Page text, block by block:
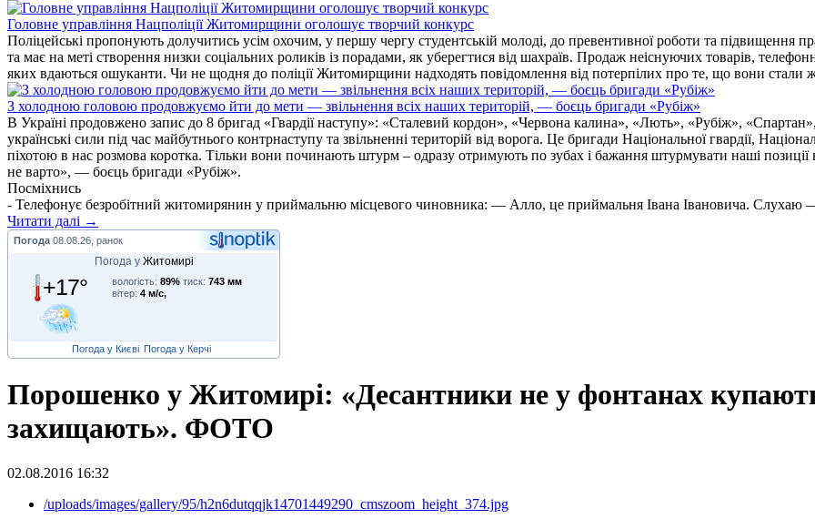
Головне управління Нацполіції Житомирщини оголошує творчий конкурс
Поліцейські пропонують долучитись усім охочим, у першу чергу студентській молоді, до превентивної роботи та підвищення
та має на меті створення низки соціальних роликів із порадами, як уберегтися від шахраїв. Продаж неіснуючих товарів,
яких вдаються ошуканти. Чи не щодня до поліції Житомирщини надходять повідомлення від потерпілих про те, що вони стали
З холодною головою продовжуємо йти до мети — звільнення всіх наших територій, — боєць бригади «Рубіж»
В Україні продовжено запис до 8 бригад «Гвардії наступу»: «Сталевий кордон», «Червона калина», «Лють», «Рубіж»,
українські сили під час майбутнього контрнаступу та звільненні територій від ворога. Це бригади Національної гвардії,
піхотою в нас розмова коротка. Тільки вони починають штурм – одразу отримують по зубах і бажання штурмувати наші позиції
не варто», — боєць бригади «Рубіж».
Посміхнись
- Телефонує безробітний житомирянин у приймальню місцевого чиновника: — Алло, це приймальня Івана Івановича. Слухаю
Читати далі →
Погода 08.08.26, ранок
Погода у Житомирі
+17° вологість: 89% тиск: 743 мм
вітер: 4 м/с,
Погода у Києві Погода у Керчі
Порошенко у Житомирі: «Десантники не у фонтанах
захищають». ФОТО
02.08.2016 16:32
/uploads/images/gallery/95/h2n6dutqqjk14701449290_cmszoom_height_374.jpg